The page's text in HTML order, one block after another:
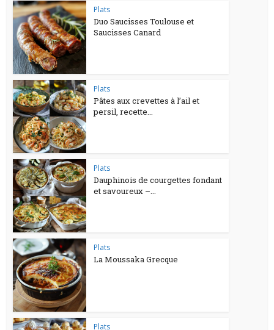
Plats
Duo Saucisses Toulouse et
Saucisses Canard
Plats
Pâtes aux crevettes à l’ail et
persil, recette...
Plats
Dauphinois de courgettes fondant
et savoureux –...
Plats
La Moussaka Grecque
Plats